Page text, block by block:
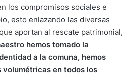
los compromisos sociales e
esto enlazando las diversas
aportan al rescate patrimonial,
hemos tomado la
a la comuna, hemos
en todos los